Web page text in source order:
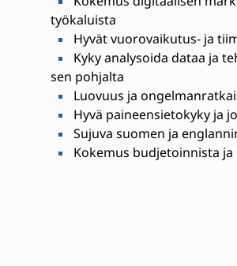
työkaluista
Hyvät vuorovaikutus- ja
Kyky analysoida dataa ja
sen pohjalta
Luovuus ja
Hyvä paineensietokyky ja
Sujuva suomen ja
Kokemus budjetoinnista